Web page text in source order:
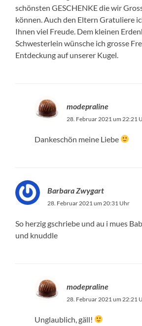
schönsten GESCHENKE die wir
können. Auch den Eltern Gratuliere
Ihnen viel Freude. Dem kleinen
Schwesterlein wünsche ich grosse
Entdeckung auf unserer Kugel.
modepraline
28. Februar 2021 um 22:21
Dankeschön meine Liebe
Barbara Zwygart
28. Februar 2021 um 20:31 Uhr
So herzig gschriebe und au i mues
und knuddle
modepraline
28. Februar 2021 um 22:21
Unglaublich, gäll!